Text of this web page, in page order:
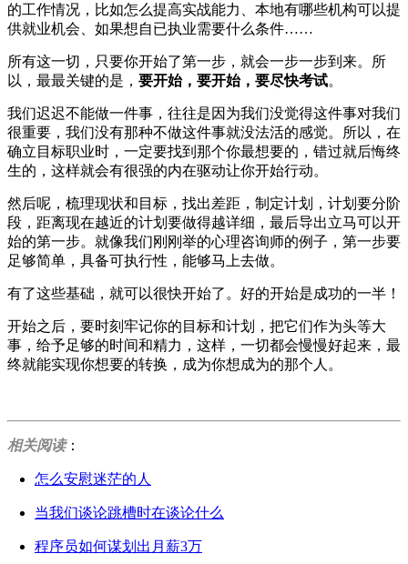
的工作情况，比如怎么提高实战能力、本地有哪些机构可以提
供就业机会、如果想自已执业需要什么条件……
所有这一切，只要你开始了第一步，就会一步一步到来。所
以，最最关键的是， 要开始，要开始，要尽快考试。
我们迟迟不能做一件事，往往是因为我们没觉得这件事对我们
很重要，我们没有那种不做这件事就没法活的感觉。所以，在
确立目标职业时，一定要找到那个你最想要的，错过就后悔终
生的，这样就会有很强的内在驱动让你开始行动。
然后呢，梳理现状和目标，找出差距，制定计划，计划要分阶
段，距离现在越近的计划要做得越详细，最后导出立马可以开
始的第一步。就像我们刚刚举的心理咨询师的例子，第一步要
足够简单，具备可执行性，能够马上去做。
有了这些基础，就可以很快开始了。好的开始是成功的一半！
开始之后，要时刻牢记你的目标和计划，把它们作为头等大
事，给予足够的时间和精力，这样，一切都会慢慢好起来，最
终就能实现你想要的转换，成为你想成为的那个人。
相关阅读：
怎么安慰迷茫的人
当我们谈论跳槽时在谈论什么
程序员如何谋划出月薪3万